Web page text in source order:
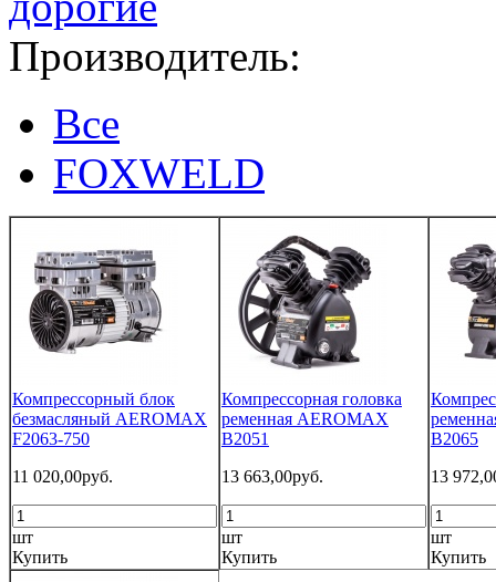
Производитель:
Все
FOXWELD
Компрессорный блок
безмасляный AEROMAX
F2063-750
11 020,00руб.
шт
Купить
Компрессорная головка
ременная AEROMAX
B2051
13 663,00руб.
шт
Купить
B2065
13
шт
Купить